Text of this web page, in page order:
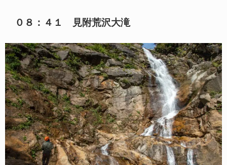
０８：４１ 見附荒沢大滝